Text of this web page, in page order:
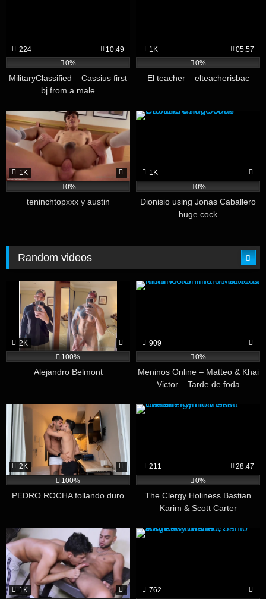
224
10:49
0%
MilitaryClassified – Cassius first
bj from a male
1K
05:57
0%
El teacher – elteacherisbac
1K
0%
teninchtopxxx y austin
1K
0%
Dionisio using Jonas Caballero
huge cock
Random videos
2K
100%
Alejandro Belmont
909
0%
Meninos Online – Matteo & Khai
Victor – Tarde de foda
2K
100%
PEDRO ROCHA follando duro
211
28:47
0%
The Clergy Holiness Bastian
Karim & Scott Carter
1K
762